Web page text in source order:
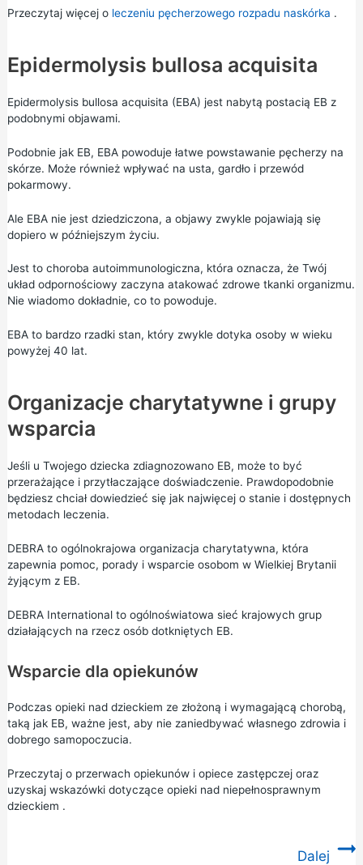
Przeczytaj więcej o leczeniu pęcherzowego rozpadu naskórka .
Epidermolysis bullosa acquisita
Epidermolysis bullosa acquisita (EBA) jest nabytą postacią EB z
podobnymi objawami.
Podobnie jak EB, EBA powoduje łatwe powstawanie pęcherzy na
skórze. Może również wpływać na usta, gardło i przewód
pokarmowy.
Ale EBA nie jest dziedziczona, a objawy zwykle pojawiają się
dopiero w późniejszym życiu.
Jest to choroba autoimmunologiczna, która oznacza, że Twój
układ odpornościowy zaczyna atakować zdrowe tkanki organizmu.
Nie wiadomo dokładnie, co to powoduje.
EBA to bardzo rzadki stan, który zwykle dotyka osoby w wieku
powyżej 40 lat.
Organizacje charytatywne i grupy
wsparcia
Jeśli u Twojego dziecka zdiagnozowano EB, może to być
przerażające i przytłaczające doświadczenie. Prawdopodobnie
będziesz chciał dowiedzieć się jak najwięcej o stanie i dostępnych
metodach leczenia.
DEBRAto ogólnokrajowa organizacja charytatywna, która
zapewnia pomoc, porady i wsparcie osobom w Wielkiej Brytanii
żyjącym z EB.
DEBRA Internationalto ogólnoświatowa sieć krajowych grup
działających na rzecz osób dotkniętych EB.
Wsparcie dla opiekunów
Podczas opieki nad dzieckiem ze złożoną i wymagającą chorobą,
taką jak EB, ważne jest, aby nie zaniedbywać własnego zdrowia i
dobrego samopoczucia.
Przeczytaj o przerwach opiekunów i opiece zastępczejoraz
uzyskaj wskazówki dotyczące opieki nad niepełnosprawnym
dzieckiem .
Dalej